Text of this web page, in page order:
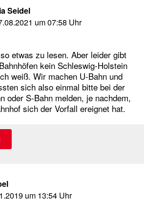
Seidel
um 07:58 Uhr
etwas zu lesen. Aber leider gibt
kein Schleswig-Holstein
weiß. Wir machen U-Bahn und
sich also einmal bitte bei der
oder S-Bahn melden, je nachdem,
sich der Vorfall ereignet hat.
um 13:54 Uhr